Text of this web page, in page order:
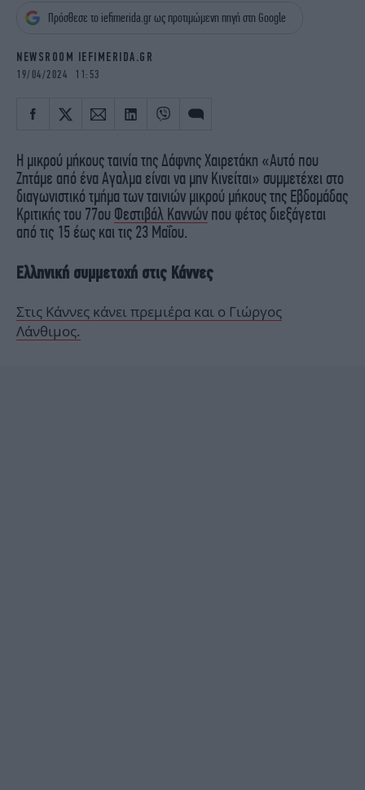
iBOOKS
MEDIA
Πρόσθεσε το iefimerida.gr ως προτιμώμενη πηγή στη Google
NEWSROOM IEFIMERIDA.GR
19/04/2024 11:53
Η μικρού μήκους ταινία της Δάφνης Χαιρετάκη «Αυτό που
Ζητάμε από ένα Αγαλμα είναι να μην Κινείται» συμμετέχει στο
διαγωνιστικό τμήμα των ταινιών μικρού μήκους της Εβδομάδας
Κριτικής του 77ου Φεστιβάλ Καννών που φέτος διεξάγεται
από τις 15 έως και τις 23 Μαΐου.
Ελληνική συμμετοχή στις Κάννες
Στις Κάννες κάνει πρεμιέρα και ο Γιώργος
Λάνθιμος.